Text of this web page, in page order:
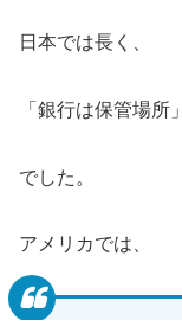
日本では長く、
「銀行は保管場所」
でした。
アメリカでは、